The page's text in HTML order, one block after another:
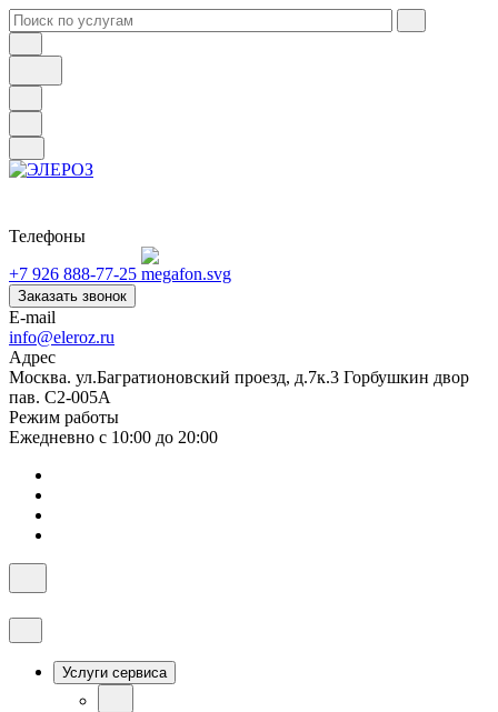
Телефоны
+7 926 888-77-25
Заказать звонок
E-mail
info@eleroz.ru
Адрес
Москва. ул.Багратионовский проезд, д.7к.3 Горбушкин двор
пав. C2-005A
Режим работы
Ежедневно с 10:00 до 20:00
Услуги сервиса